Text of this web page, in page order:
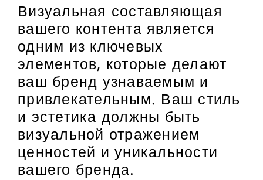
Визуальная составляющая
вашего контента является
одним из ключевых
элементов, которые делают
ваш бренд узнаваемым и
привлекательным. Ваш стиль
и эстетика должны быть
визуальной отражением
ценностей и уникальности
вашего бренда.